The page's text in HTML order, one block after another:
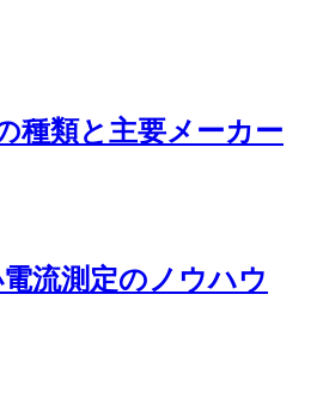
種類と主要メーカー
流測定のノウハウ